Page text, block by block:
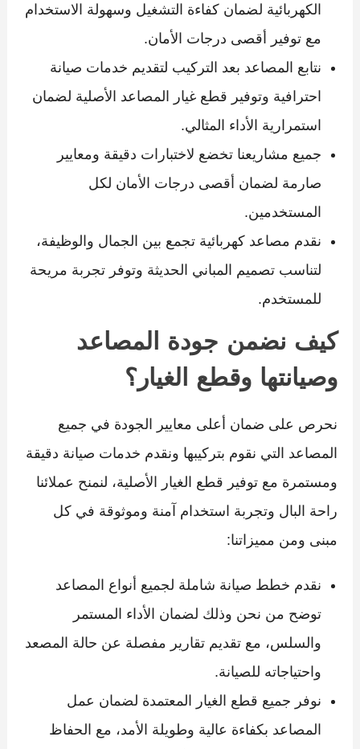
الكهربائية لضمان كفاءة التشغيل وسهولة الاستخدام
مع توفير أقصى درجات الأمان.
نتابع المصاعد بعد التركيب لتقديم خدمات صيانة
احترافية وتوفير قطع غيار المصاعد الأصلية لضمان
استمرارية الأداء المثالي.
جميع مشاريعنا تخضع لاختبارات دقيقة ومعايير
صارمة لضمان أقصى درجات الأمان لكل
المستخدمين.
نقدم مصاعد كهربائية تجمع بين الجمال والوظيفة،
لتناسب تصميم المباني الحديثة وتوفر تجربة مريحة
للمستخدم.
كيف نضمن جودة المصاعد
وصيانتها وقطع الغيار؟
نحرص على ضمان أعلى معايير الجودة في جميع
المصاعد التي نقوم بتركيبها ونقدم خدمات صيانة دقيقة
ومستمرة مع توفير قطع الغيار الأصلية، لنمنح عملائنا
راحة البال وتجربة استخدام آمنة وموثوقة في كل
مبنى ومن مميزاتنا:
نقدم خطط صيانة شاملة لجميع أنواع المصاعد
توضح من نحن وذلك لضمان الأداء المستمر
والسلس، مع تقديم تقارير مفصلة عن حالة المصعد
واحتياجاته للصيانة.
نوفر جميع قطع الغيار المعتمدة لضمان عمل
المصاعد بكفاءة عالية وطويلة الأمد، مع الحفاظ